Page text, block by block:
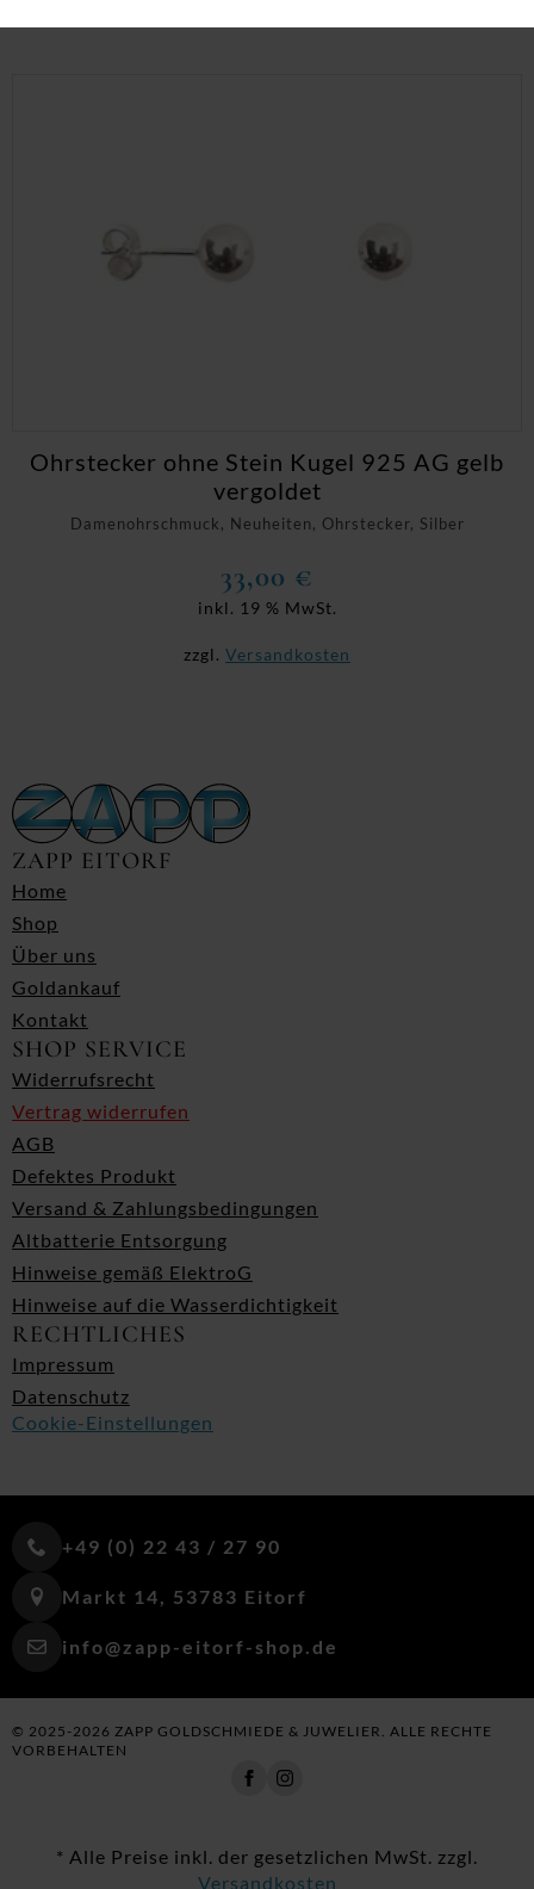
Damenohrschmuck, Neuheiten, Ohrstecker, Silber
Ohrstecker ohne Stein Kugel 925 AG gelb
vergoldet
33,00 €
inkl. 19 % MwSt.
zzgl. Versandkosten
ZAPP EITORF
Home
Shop
Über uns
Goldankauf
Kontakt
SHOP SERVICE
Widerrufsrecht
Vertrag widerrufen
AGB
Defektes Produkt
Versand & Zahlungsbedingungen
Altbatterie Entsorgung
Hinweise gemäß ElektroG
Hinweise auf die Wasserdichtigkeit
RECHTLICHES
Impressum
Datenschutz
Cookie-Einstellungen
+49 (0) 22 43 / 27 90
Markt 14, 53783 Eitorf
info@zapp-eitorf-shop.de
© 2025-2026 ZAPP GOLDSCHMIEDE & JUWELIER. ALLE RECHTE
VORBEHALTEN
* Alle Preise inkl. der gesetzlichen MwSt. zzgl.
Versandkosten